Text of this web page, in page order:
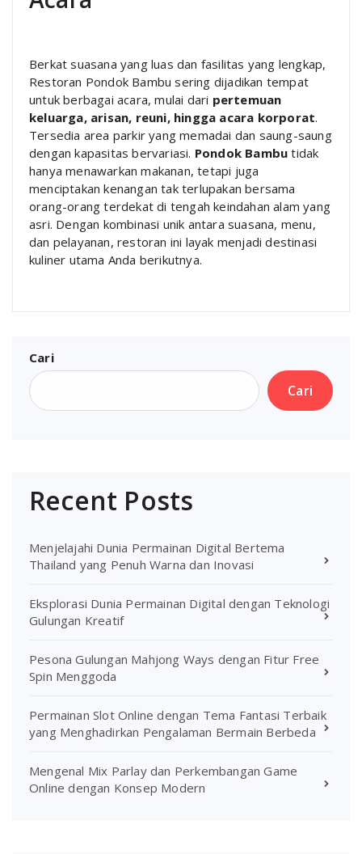
Berkat suasana yang luas dan fasilitas yang lengkap,
Restoran Pondok Bambu sering dijadikan tempat
untuk berbagai acara, mulai dari pertemuan
keluarga, arisan, reuni, hingga acara korporat.
Tersedia area parkir yang memadai dan saung-saung
dengan kapasitas bervariasi. Pondok Bambu tidak
hanya menawarkan makanan, tetapi juga
menciptakan kenangan tak terlupakan bersama
orang-orang terdekat di tengah keindahan alam yang
asri. Dengan kombinasi unik antara suasana, menu,
dan pelayanan, restoran ini layak menjadi destinasi
kuliner utama Anda berikutnya.
Cari
Cari
Recent Posts
Menjelajahi Dunia Permainan Digital Bertema
Thailand yang Penuh Warna dan Inovasi
Eksplorasi Dunia Permainan Digital dengan Teknologi
Gulungan Kreatif
Pesona Gulungan Mahjong Ways dengan Fitur Free
Spin Menggoda
Permainan Slot Online dengan Tema Fantasi Terbaik
yang Menghadirkan Pengalaman Bermain Berbeda
Mengenal Mix Parlay dan Perkembangan Game
Online dengan Konsep Modern